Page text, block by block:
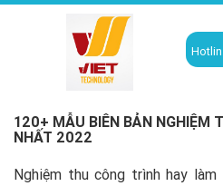
Kiến thức
120+ Mẫu Biên
120+ MẪU BIÊN BẢN NGHIỆM
NHẤT 2022
Nghiệm thu công trình hay